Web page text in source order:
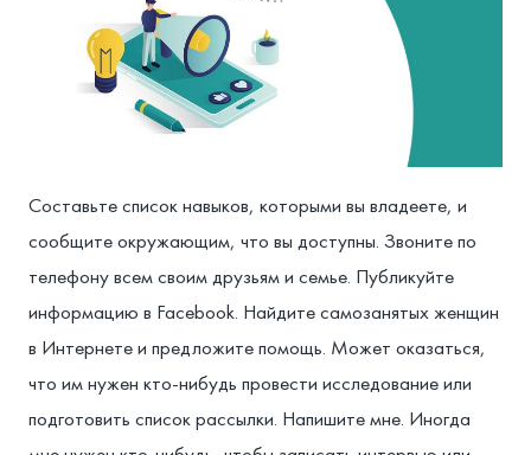
Составьте список навыков, которыми вы владеете, и
сообщите окружающим, что вы доступны. Звоните по
телефону всем своим друзьям и семье. Публикуйте
информацию в Facebook. Найдите самозанятых женщин
в Интернете и предложите помощь. Может оказаться,
что им нужен кто-нибудь провести исследование или
подготовить список рассылки. Напишите мне. Иногда